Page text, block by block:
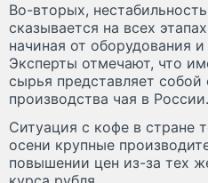
Во-вторых,
сказывается на всех
начиная от оборудования
Эксперты отмечают, что
сырья представляет
производства чая в России.
Ситуация с кофе в стране
осени крупные
повышении цен из-за тех